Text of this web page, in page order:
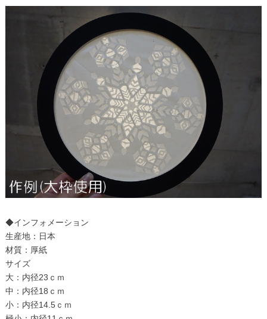
◆インフォメーション
生産地：日本
材質：厚紙
サイズ
大：内径23ｃｍ
中：内径18ｃｍ
小：内径14.5ｃｍ